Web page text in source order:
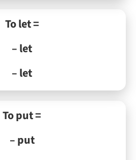
To let =
– let
– let
To put =
– put